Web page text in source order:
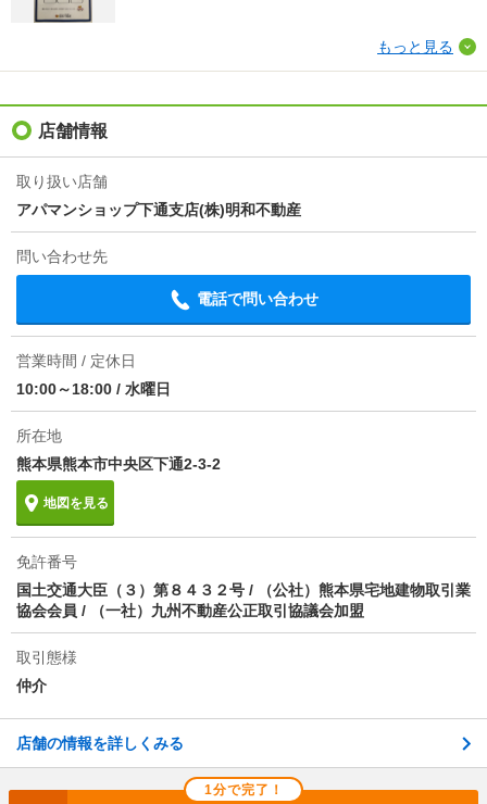
物件備考
実費］更新事務手数料 ２２，０００円がかかりま
す。契約時にクリーニング費６０，０００円、鍵セッ
ト費３，３００円（税込）が必要となります。貸主イ
もっと見る
店舗情報
取り扱い店舗
アパマンショップ下通支店(株)明和不動産
問い合わせ先
電話で問い合わせ
営業時間 / 定休日
10:00～18:00 / 水曜日
所在地
熊本県熊本市中央区下通2-3-2
地図を見る
免許番号
国土交通大臣（３）第８４３２号 / （公社）熊本県宅地建物取引業
協会会員 / （一社）九州不動産公正取引協議会加盟
取引態様
仲介
店舗の情報を詳しくみる
1分で完了！